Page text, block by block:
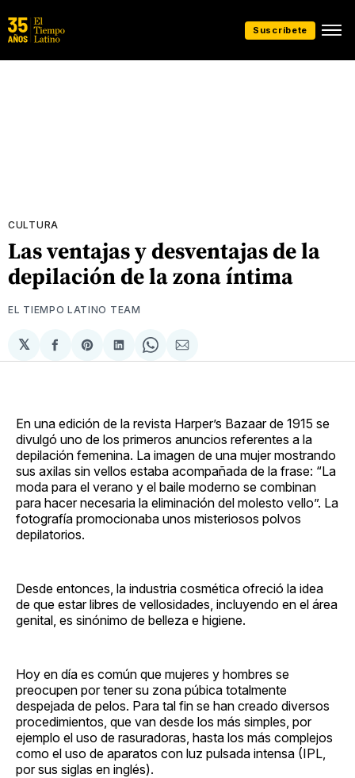
Suscríbete
CULTURA
Las ventajas y desventajas de la
depilación de la zona íntima
EL TIEMPO LATINO TEAM
𝕏
Compartir
en
Share
on
Compartir
en
Share
on
Compartir
via
En una edición de la revista Harper’s Bazaar de 1915 se
divulgó uno de los primeros anuncios referentes a la
depilación femenina. La imagen de una mujer mostrando
sus axilas sin vellos estaba acompañada de la frase: “La
moda para el verano y el baile moderno se combinan
para hacer necesaria la eliminación del molesto vello”. La
fotografía promocionaba unos misteriosos polvos
depilatorios.
Desde entonces, la industria cosmética ofreció la idea
de que estar libres de vellosidades, incluyendo en el área
genital, es sinónimo de belleza e higiene.
Hoy en día es común que mujeres y hombres se
preocupen por tener su zona púbica totalmente
despejada de pelos. Para tal fin se han creado diversos
procedimientos, que van desde los más simples, por
ejemplo el uso de rasuradoras, hasta los más complejos
como el uso de aparatos con luz pulsada intensa (IPL,
por sus siglas en inglés).